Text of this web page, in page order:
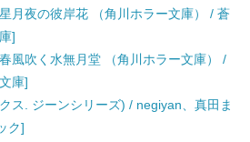
月夜の彼岸花 （角川ホラー文庫） / 蒼
]
風吹く水無月堂 （角川ホラー文庫） /
庫]
ス. ジーンシリーズ) / negiyan、真田ま
ク]